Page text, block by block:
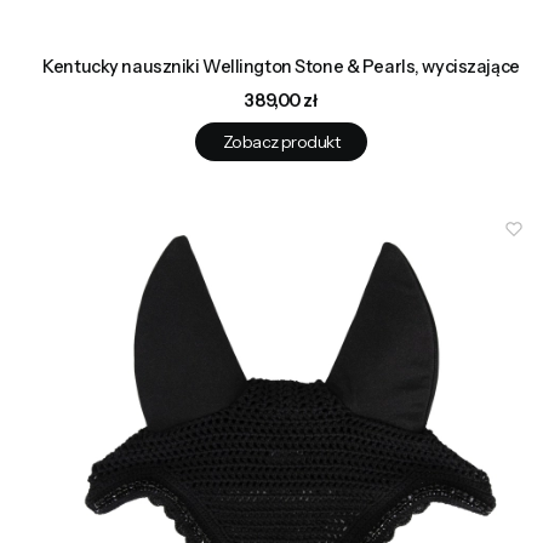
Kentucky nauszniki Wellington Stone & Pearls, wyciszające
Cena
389,00 zł
Zobacz produkt